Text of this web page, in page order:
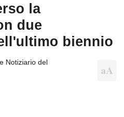
la
due
biennio
Notiziario del